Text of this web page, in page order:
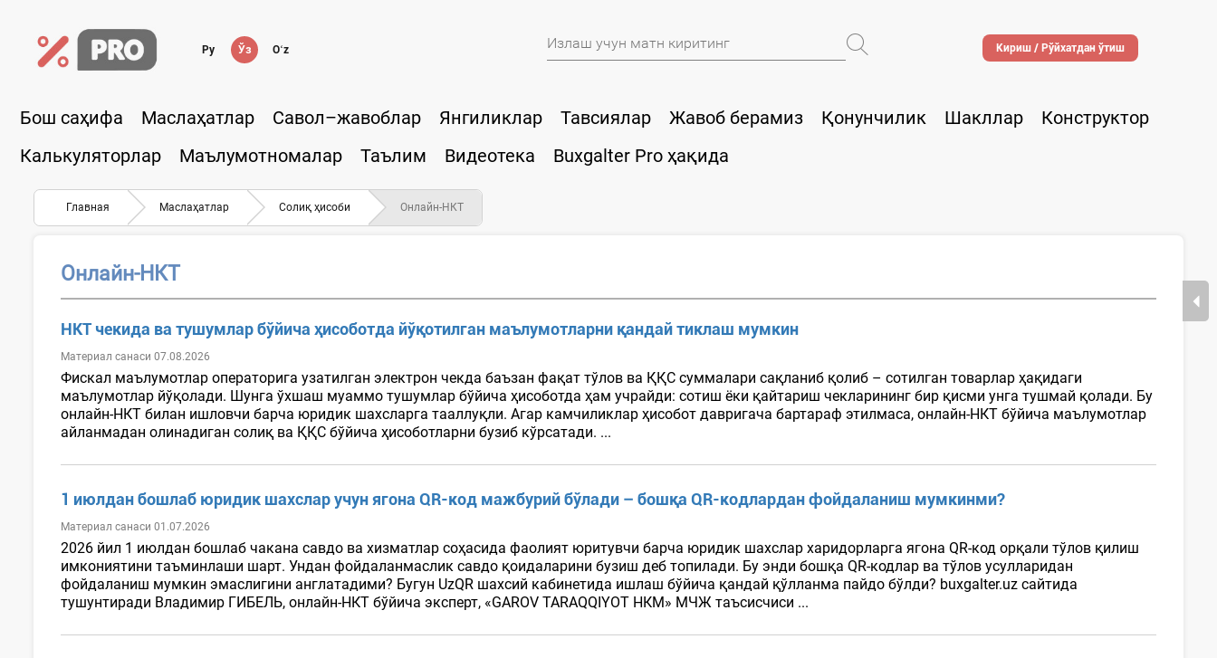
Ру Ўз Oʻz Кириш / Рўйхатдан ўтиш
Бош саҳифа Маслаҳатлар Савол–жавоблар Янгиликлар Тавсиялар Жавоб берамиз Қонунчилик Шакллар
Конструктор
Калькуляторлар
Маълумотномалар Таълим Видеотека Buxgalter Pro ҳақида
Главная Маслаҳатлар Солиқ ҳисоби Онлайн-НКТ
Онлайн-НКТ
НКТ чекида ва тушумлар бўйича ҳисоботда йўқотилган маълумотларни қандай тиклаш мумкин
Материал санаси 07.08.2026
Фискал маълумотлар операторига узатилган электрон чекда баъзан фақат тўлов ва ҚҚС суммалари сақланиб қолиб – сотилган товарлар ҳақидаги
маълумотлар йўқолади. Шунга ўхшаш муаммо тушумлар бўйича ҳисоботда ҳам учрайди: сотиш ёки қайтариш чекларининг бир қисми унга тушмай қолади. Бу
онлайн-НКТ билан ишловчи барча юридик шахсларга тааллуқли. Агар камчиликлар ҳисобот давригача бартараф этилмаса, онлайн-НКТ бўйича маълумотлар
айланмадан олинадиган солиқ ва ҚҚС бўйича ҳисоботларни бузиб кўрсатади. ...
1 июлдан бошлаб юридик шахслар учун ягона QR-код мажбурий бўлади – бошқа QR-кодлардан фойдаланиш мумкинми?
Материал санаси 01.07.2026
2026 йил 1 июлдан бошлаб чакана савдо ва хизматлар соҳасида фаолият юритувчи барча юридик шахслар харидорларга ягона QR-код орқали тўлов қилиш
имкониятини таъминлаши шарт. Ундан фойдаланмаслик савдо қоидаларини бузиш деб топилади. Бу энди бошқа QR-кодлар ва тўлов усулларидан
фойдаланиш мумкин эмаслигини англатадими? Бугун UzQR шахсий кабинетида ишлаш бўйича қандай қўлланма пайдо бўлди? buxgalter.uz сайтида
тушунтиради Владимир ГИБЕЛЬ, онлайн-НКТ бўйича эксперт, «GAROV TARAQQIYOT НКМ» МЧЖ таъсисчиси ...